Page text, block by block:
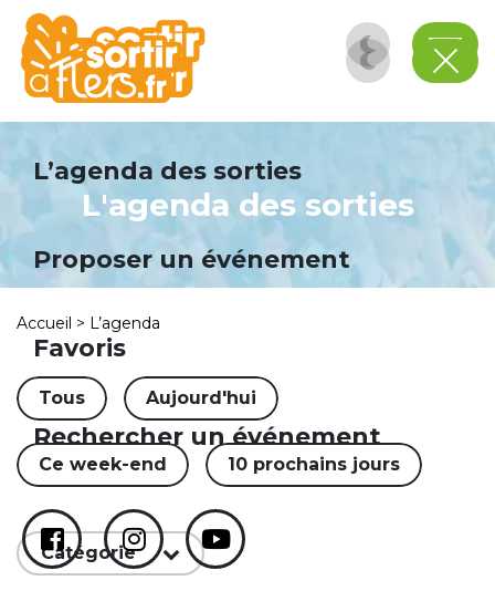
L’agenda des sorties
Proposer un événement
Favoris
Rechercher un événement
L'agenda des sorties
Accueil > L’agenda
Tous Aujourd'hui
Ce week-end 10 prochains jours
Catégorie
Panneau de gestion des cookies